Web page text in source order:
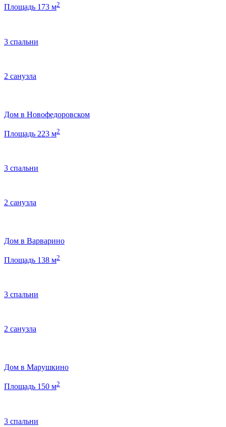
Площадь 173 м2
3 спальни
2 санузла
Дом в Новофедоровском
Площадь 223 м2
3 спальни
2 санузла
Дом в Варварино
Площадь 138 м2
3 спальни
2 санузла
Дом в Марушкино
Площадь 150 м2
3 спальни